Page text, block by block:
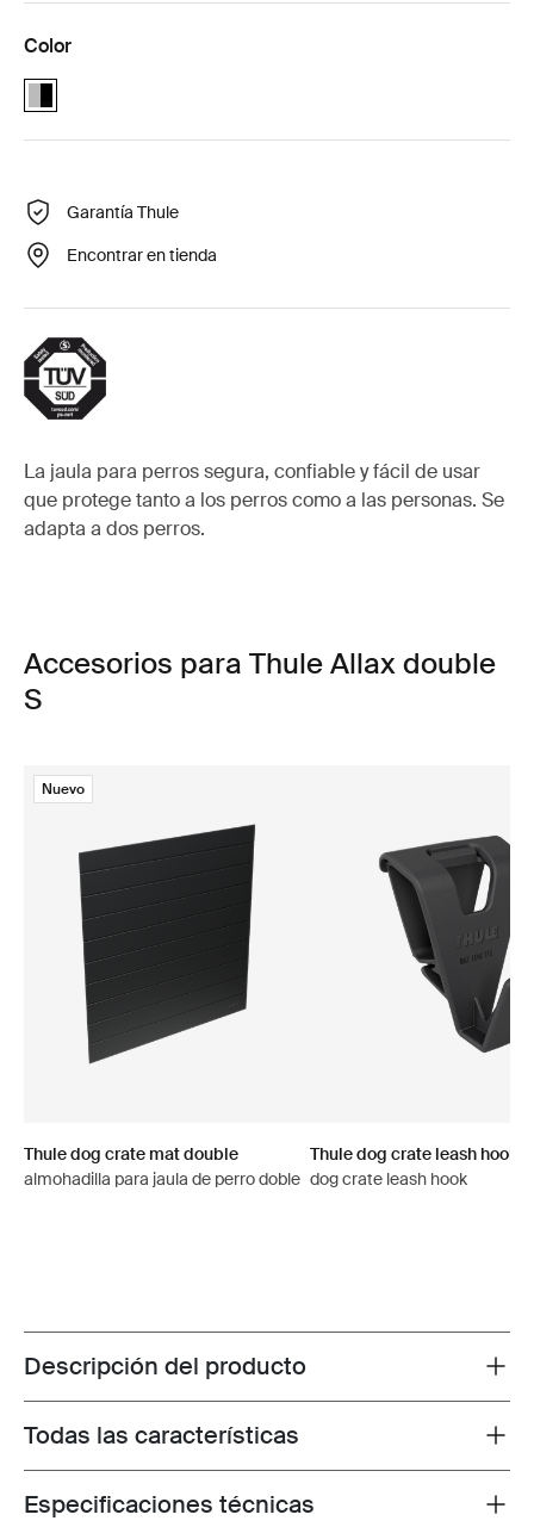
Color
Alu-Black (selected)
Garantía Thule
Encontrar en tienda
La jaula para perros segura, confiable y fácil de usar
que protege tanto a los perros como a las personas. Se
adapta a dos perros.
Accesorios para Thule Allax double
S
Nuevo
Thule dog crate mat double
almohadilla para jaula de perro doble
Thule dog crate leash hook
dog crate leash hook
Toggle overview
Descripción del producto
Toggle features
Todas las características
Toggle techspec
Especificaciones técnicas